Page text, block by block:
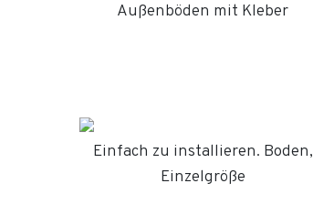
Außenböden mit Kleber
Einfach zu installieren. Boden,
Einzelgröße